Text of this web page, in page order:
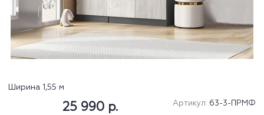
Ширина 1,55 м
Артикул: 63-3-ПРМФ
25 990 р.